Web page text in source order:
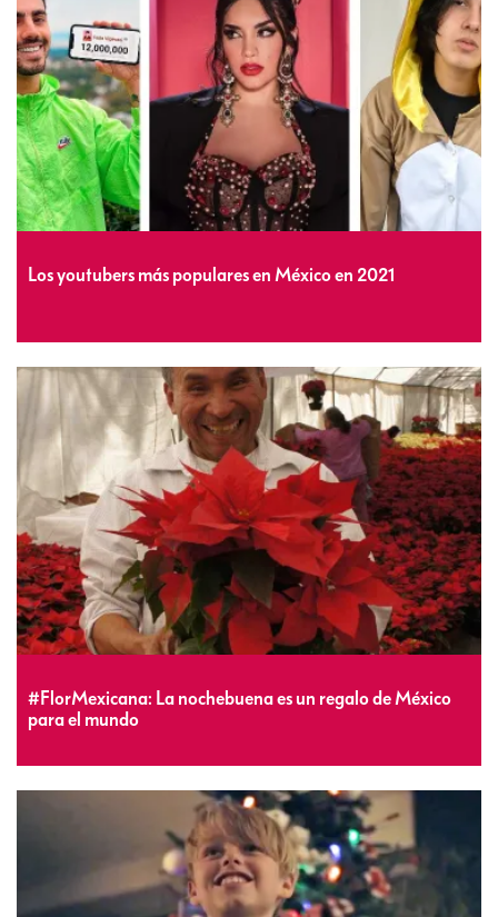
Los youtubers más populares en México en 2021
#FlorMexicana: La nochebuena es un regalo de México
para el mundo